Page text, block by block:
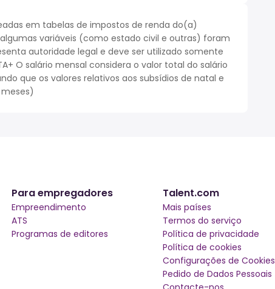
em tabelas de impostos de renda do(a)
variáveis (como estado civil e outras) foram
autoridade legal e deve ser utilizado somente
O salário mensal considera o valor total do salário
que os valores relativos aos subsídios de natal e
Para empregadores
Empreendimento
ATS
Programas de editores
Talent.com
Mais países
Termos do serviço
Política de privacidade
Política de cookies
Configurações de Cookies
Pedido de Dados Pessoais